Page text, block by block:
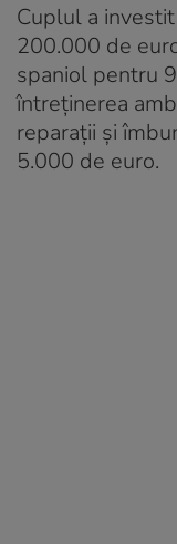
Cuplul a
200.000 de
spaniol pentru
întreținerea
reparații și
5.000 de euro.